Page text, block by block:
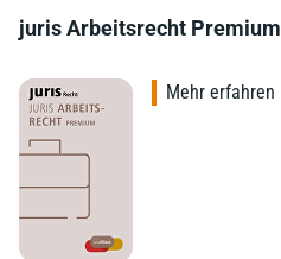
juris Arbeitsrecht Premium
Mehr erfahren